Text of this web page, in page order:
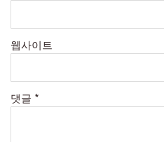
웹사이트
댓글 *